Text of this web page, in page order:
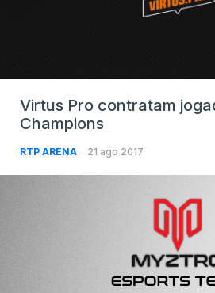
Virtus Pro contratam
Champions
RTP ARENA 21 ago 2017